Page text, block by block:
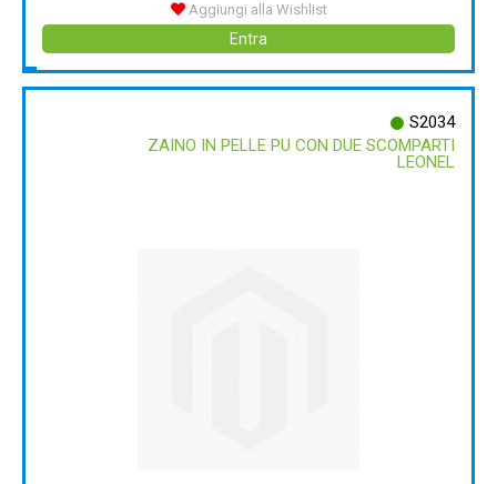
Aggiungi alla Wishlist
Entra
S2034
ZAINO IN PELLE PU CON DUE SCOMPARTI
LEONEL